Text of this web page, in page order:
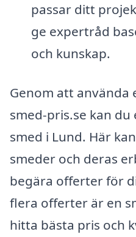
passar ditt
ge expertråd
och kunskap.
Genom att använda
smed-pris.se kan
smed i Lund. Här
smeder och deras
begära offerter för
flera offerter är en
hitta bästa pris och